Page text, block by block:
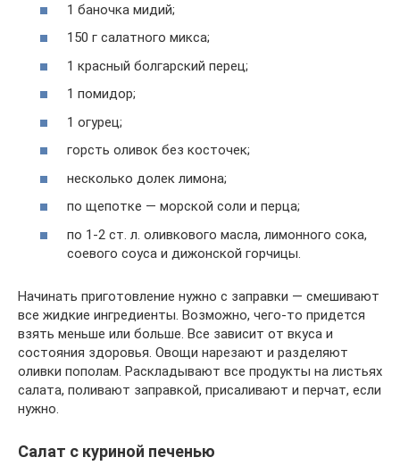
1 баночка мидий;
150 г салатного микса;
1 красный болгарский перец;
1 помидор;
1 огурец;
горсть оливок без косточек;
несколько долек лимона;
по щепотке — морской соли и перца;
по 1-2 ст. л. оливкового масла, лимонного сока,
соевого соуса и дижонской горчицы.
Начинать приготовление нужно с заправки — смешивают
все жидкие ингредиенты. Возможно, чего-то придется
взять меньше или больше. Все зависит от вкуса и
состояния здоровья. Овощи нарезают и разделяют
оливки пополам. Раскладывают все продукты на листьях
салата, поливают заправкой, присаливают и перчат, если
нужно.
Салат с куриной печенью